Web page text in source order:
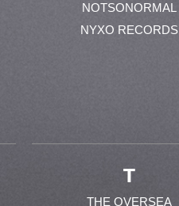
NOTSONORMAL
NYXO RECORDS
T
THE OVERSEA